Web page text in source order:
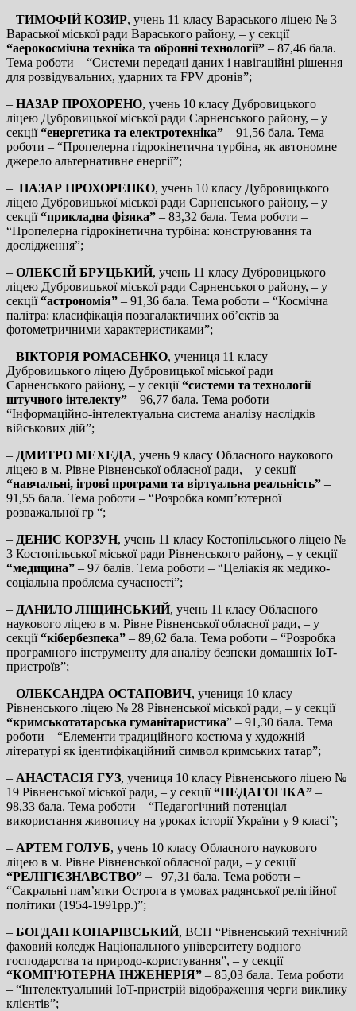
– ТИМОФІЙ КОЗИР, учень 11 класу Вараського ліцею № 3
Вараської міської ради Вараського району, – у секції
“аерокосмічна техніка та обронні технології” – 87,46 бала.
Тема роботи – “Системи передачі даних і навігаційні рішення
для розвідувальних, ударних та FPV дронів”;
– НАЗАР ПРОХОРЕНО, учень 10 класу Дубровицького
ліцею Дубровицької міської ради Сарненського району, – у
секції“енергетика та електротехніка” – 91,56 бала. Тема
роботи – “Пропелерна гідрокінетична турбіна, як автономне
джерело альтернативне енергії”;
– НАЗАР ПРОХОРЕНКО, учень 10 класу Дубровицького
ліцею Дубровицької міської ради Сарненського району, – у
секції“прикладна фізика” – 83,32 бала. Тема роботи –
“Пропелерна гідрокінетична турбіна: конструювання та
дослідження”;
– ОЛЕКСІЙ БРУЦЬКИЙ, учень 11 класу Дубровицького
ліцею Дубровицької міської ради Сарненського району, – у
секції“астрономія” – 91,36 бала. Тема роботи – “Космічна
палітра: класифікація позагалактичних об’єктів за
фотометричними характеристиками”;
– ВІКТОРІЯ РОМАСЕНКО, учениця 11 класу
Дубровицького ліцею Дубровицької міської ради
Сарненського району, – у секції“системи та технології
штучного інтелекту” – 96,77 бала. Тема роботи –
“Інформаційно-інтелектуальна система аналізу наслідків
військових дій”;
– ДМИТРО МЕХЕДА, учень 9 класу Обласного наукового
ліцею в м. Рівне Рівненської обласної ради, – у секції
“навчальні, ігрові програми та віртуальна реальність” –
91,55 бала. Тема роботи – “Розробка комп’ютерної
розважальної гр “;
– ДЕНИС КОРЗУН, учень 11 класу Костопільського ліцею №
3 Костопільської міської ради Рівненського району, – у секції
“медицина” – 97 балів. Тема роботи – “Целіакія як медико-
соціальна проблема сучасності”;
– ДАНИЛО ЛІЩИНСЬКИЙ, учень 11 класу Обласного
наукового ліцею в м. Рівне Рівненської обласної ради, – у
секції“кібербезпека” – 89,62 бала. Тема роботи – “Розробка
програмного інструменту для аналізу безпеки домашніх IoT-
пристроїв”;
– ОЛЕКСАНДРА ОСТАПОВИЧ, учениця 10 класу
Рівненського ліцею № 28 Рівненської міської ради, – у секції
“кримськотатарська гуманітаристика” – 91,30 бала. Тема
роботи – “Елементи традиційного костюма у художній
літературі як ідентифікаційний символ кримських татар”;
– АНАСТАСІЯ ГУЗ, учениця 10 класу Рівненського ліцею №
19 Рівненської міської ради, – у секції“ПЕДАГОГІКА” –
98,33 бала. Тема роботи – “Педагогічний потенціал
використання живопису на уроках історії України у 9 класі”;
– АРТЕМ ГОЛУБ, учень 10 класу Обласного наукового
ліцею в м. Рівне Рівненської обласної ради, – у секції
“РЕЛІГІЄЗНАВСТВО” –
97,31 бала. Тема роботи –
“Сакральні пам’ятки Острога в умовах радянської релігійної
політики (1954-1991рр.)”;
– БОГДАН КОНАРІВСЬКИЙ, ВСП “Рівненський технічний
фаховий коледж Національного університету водного
господарства та природо-користування”, – у секції
“КОМП’ЮТЕРНА ІНЖЕНЕРІЯ” – 85,03 бала. Тема роботи
– “Інтелектуальний IoT-пристрій відображення черги виклику
клієнтів”;